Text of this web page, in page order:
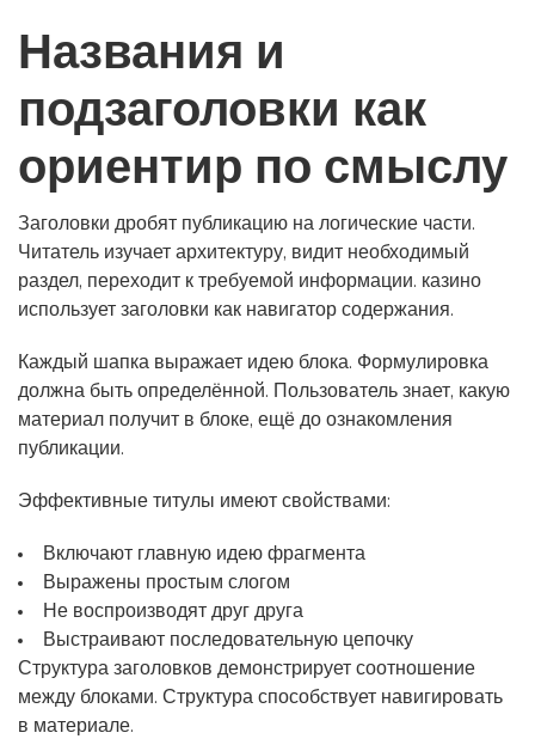
Названия и
подзаголовки как
ориентир по смыслу
Заголовки дробят публикацию на логические части.
Читатель изучает архитектуру, видит необходимый
раздел, переходит к требуемой информации. казино
использует заголовки как навигатор содержания.
Каждый шапка выражает идею блока. Формулировка
должна быть определённой. Пользователь знает, какую
материал получит в блоке, ещё до ознакомления
публикации.
Эффективные титулы имеют свойствами:
Включают главную идею фрагмента
Выражены простым слогом
Не воспроизводят друг друга
Выстраивают последовательную цепочку
Структура заголовков демонстрирует соотношение
между блоками. Структура способствует навигировать
в материале.